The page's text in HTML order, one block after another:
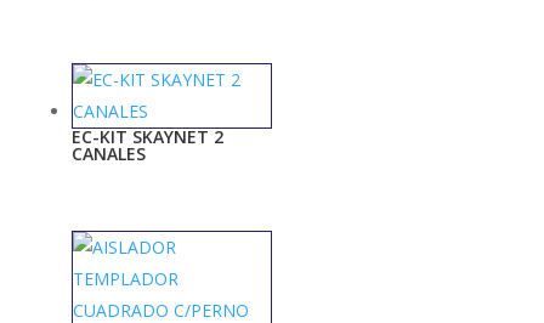
EC-KIT SKAYNET 2
CANALES